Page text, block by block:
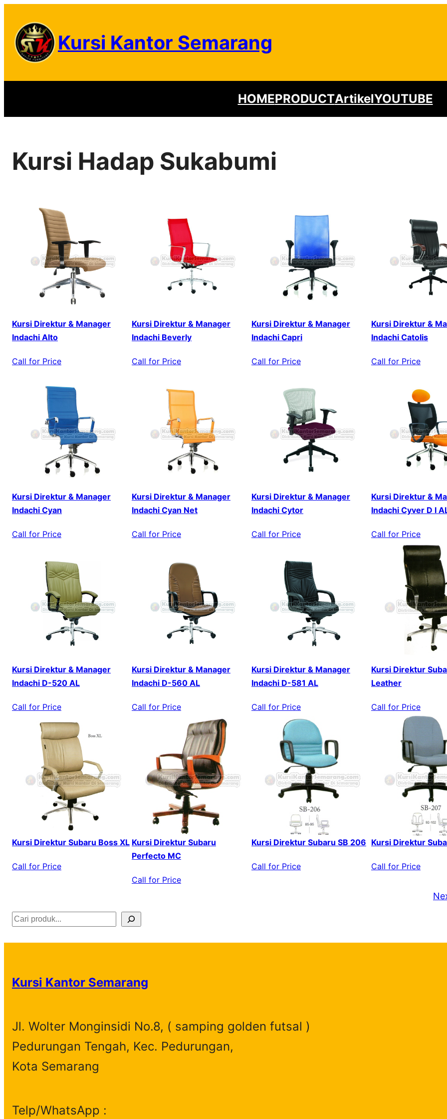
content
Kursi Kantor Semarang
HOMEPRODUCTArtikelYOUTUBE
Kursi Hadap Sukabumi
Kursi Direktur & Manager
Indachi Alto
Call for Price
Kursi Direktur & Manager
Indachi Beverly
Call for Price
Kursi Direktur & Manager
Indachi Capri
Call for Price
Kursi Direktur &
Indachi Catolis
Call for Price
Kursi Direktur & Manager
Indachi Cyan
Call for Price
Kursi Direktur & Manager
Indachi Cyan Net
Call for Price
Kursi Direktur & Manager
Indachi Cytor
Call for Price
Kursi Direktur &
Indachi Cyver D I
Call for Price
Kursi Direktur & Manager
Indachi D-520 AL
Call for Price
Kursi Direktur & Manager
Indachi D-560 AL
Call for Price
Kursi Direktur & Manager
Indachi D-581 AL
Call for Price
Kursi Direktur
Leather
Call for Price
Kursi Direktur Subaru Boss XL
Call for Price
Kursi Direktur Subaru
Perfecto MC
Call for Price
Kursi Direktur Subaru SB 206
Call for Price
Kursi Direktur
Call for Price
S
e
r
h
Kursi Kantor Semarang
Jl. Wolter Monginsidi No.8, ( samping golden futsal )
Pedurungan Tengah, Kec. Pedurungan,
Kota Semarang
Telp/WhatsApp :